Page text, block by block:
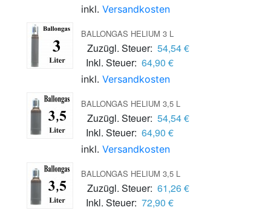
inkl. Versandkosten
BALLONGAS HELIUM 3 L
Zuzügl. Steuer: 54,54 €
Inkl. Steuer: 64,90 €
inkl. Versandkosten
BALLONGAS HELIUM 3,5 L
Zuzügl. Steuer: 54,54 €
Inkl. Steuer: 64,90 €
inkl. Versandkosten
BALLONGAS HELIUM 3,5 L
Zuzügl. Steuer: 61,26 €
Inkl. Steuer: 72,90 €